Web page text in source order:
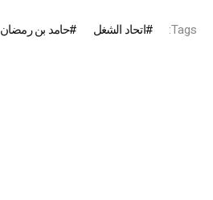
Tags: اتحاد الشغل حامد بن رمضان